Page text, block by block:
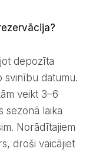
svinību datumu.
veikt 3–6
sezonā laika
Norādītajiem
droši vaicājiet